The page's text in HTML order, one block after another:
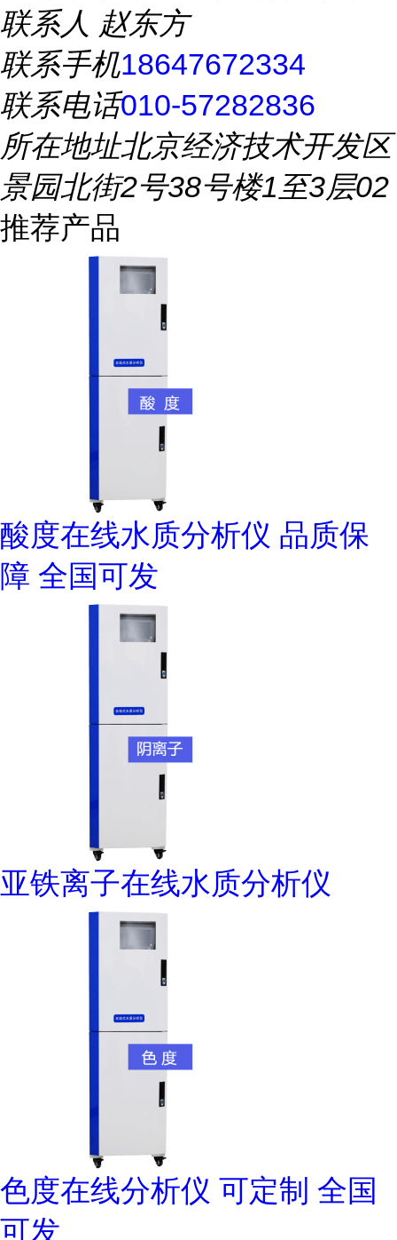
联系人 赵东方
联系手机18647672334
联系电话010-57282836
所在地址北京经济技术开发区
景园北街2号38号楼1至3层02
推荐产品
酸度在线水质分析仪 品质保
障 全国可发
亚铁离子在线水质分析仪
色度在线分析仪 可定制 全国
可发